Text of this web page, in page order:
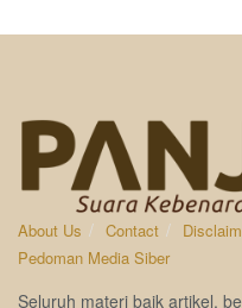
About Us Contact
Pedoman Media Siber
Seluruh materi baik artikel,